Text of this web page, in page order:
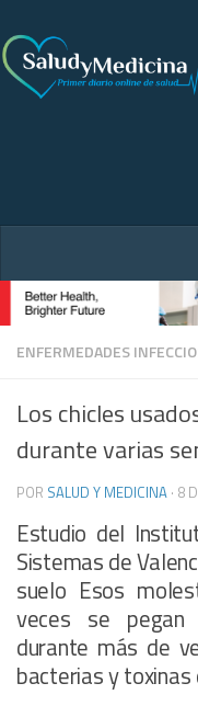
ENFERMEDADES
Los chicles
durante varias
POR SALUD Y MEDICINA · 8
Estudio del
Sistemas de
suelo Esos
veces se pegan
durante más de
bacterias y toxinas